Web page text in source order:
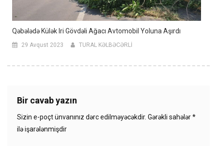
Qəbələdə Külək Iri Gövdəli Ağacı Avtomobil Yoluna Aşırdı
29 Avqust 2023 TURAL KƏLBƏCƏRLİ
Bir cavab yazın
Sizin e-poçt ünvanınız dərc edilməyəcəkdir. Gərəkli sahələr*
ilə işarələnmişdir